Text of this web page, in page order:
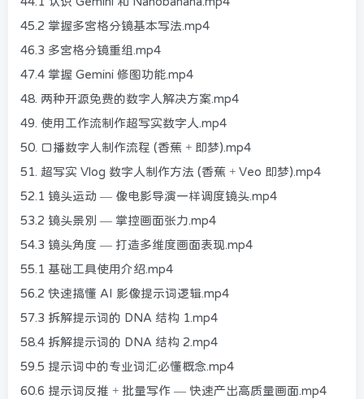
45.2 掌握多宫格分镜基本写法.mp4
46.3 多宫格分镜重组.mp4
47.4 掌握 Gemini 修图功能.mp4
48. 两种开源免费的数字人解决方案.mp4
49. 使用工作流制作超写实数字人.mp4
50. 口播数字人制作流程 (香蕉 + 即梦).mp4
51. 超写实 Vlog 数字人制作方法 (香蕉 + Veo 即梦).mp4
52.1 镜头运动 — 像电影导演一样调度镜头.mp4
53.2 镜头景别 — 掌控画面张力.mp4
54.3 镜头角度 — 打造多维度画面表现.mp4
55.1 基础工具使用介绍.mp4
56.2 快速搞懂 AI 影像提示词逻辑.mp4
57.3 拆解提示词的 DNA 结构 1.mp4
58.4 拆解提示词的 DNA 结构 2.mp4
59.5 提示词中的专业词汇必懂概念.mp4
60.6 提示词反推 + 批量写作 — 快速产出高质量画面.mp4